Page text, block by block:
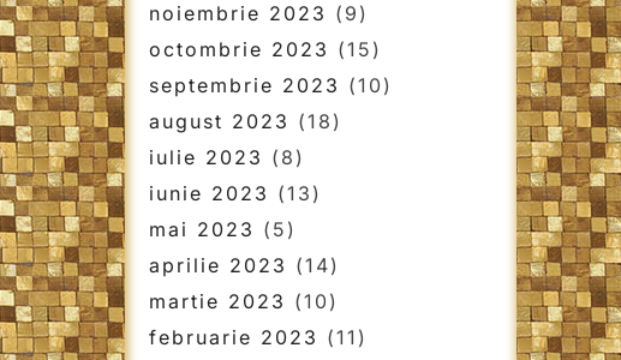
noiembrie 2023 (9)
octombrie 2023 (15)
septembrie 2023 (10)
august 2023 (18)
iulie 2023 (8)
iunie 2023 (13)
mai 2023 (5)
aprilie 2023 (14)
martie 2023 (10)
februarie 2023 (11)